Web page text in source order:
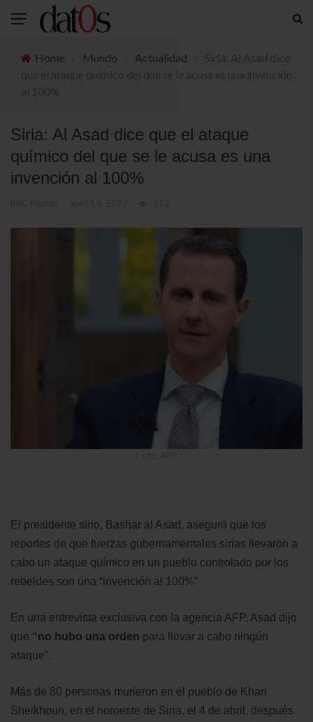
Home Mundo Actualidad
Siria: Al Asad dice que el ataque
químico del que se le acusa es una
invención al 100%
El presidente sirio, Bashar al Asad, aseguró que los
reportes de que fuerzas gubernamentales sirias llevaron a
cabo un ataque químico en un pueblo controlado por los
rebeldes son una “invención al 100%”
En una entrevista exclusiva con la agencia AFP, Asad dijo
que “no hubo una orden para llevar a cabo ningún
ataque”.
Más de 80 personas murieron en el pueblo de Khan
Sheikhoun, en el noroeste de Siria, el 4 de abril, después